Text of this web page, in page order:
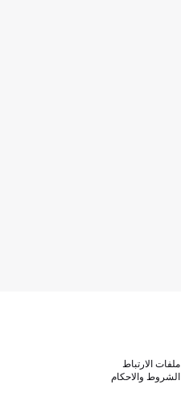
ملفات الارتباط
الشروط والاحكام